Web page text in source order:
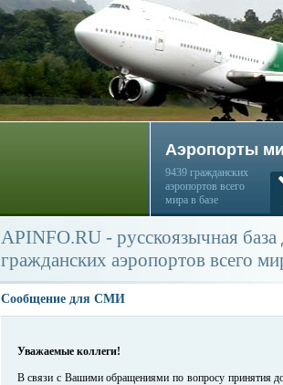
Аэропорты
9439 гражданских
аэропортов всего
мира в базе
APINFO.RU - русскоязычная
гражданских аэропортов всего
Сообщение для СМИ
Уважаемые коллеги!
В связи с Вашими обращениями по вопросу принятия